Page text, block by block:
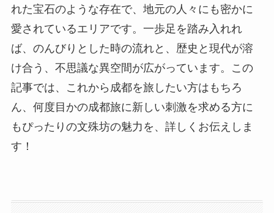
れた宝石のような存在で、地元の人々にも密かに
愛されているエリアです。一歩足を踏み入れれ
ば、のんびりとした時の流れと、歴史と現代が溶
け合う、不思議な異空間が広がっています。この
記事では、これから成都を旅したい方はもちろ
ん、何度目かの成都旅に新しい刺激を求める方に
もぴったりの文殊坊の魅力を、詳しくお伝えしま
す！